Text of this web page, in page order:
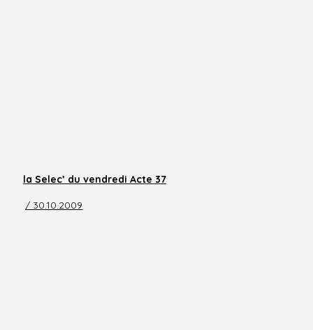
la Selec’ du vendredi Acte 37
/ 30.10.2009